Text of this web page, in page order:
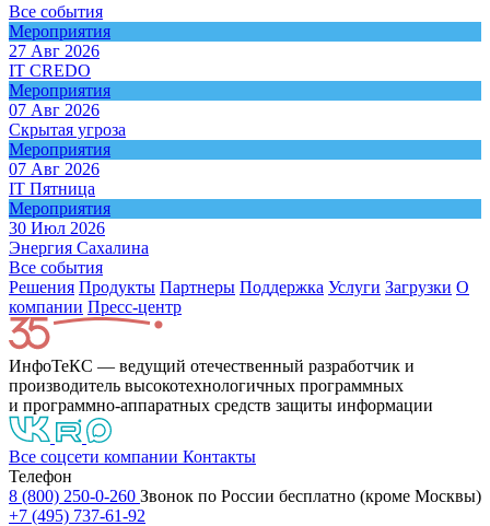
Все события
Мероприятия
27 Авг 2026
IT CREDO
Мероприятия
07 Авг 2026
Скрытая угроза
Мероприятия
07 Авг 2026
IT Пятница
Мероприятия
30 Июл 2026
Энергия Сахалина
Все события
Решения Продукты Партнeры Поддержка Услуги Загрузки О
компании Пресс-центр
ИнфоТеКС — ведущий отечественный разработчик и
производитель высокотехнологичных программных
и программно-аппаратных средств защиты информации
Все соцсети компании Контакты
Телефон
8 (800) 250-0-260 Звонок по России бесплатно (кроме Москвы)
+7 (495) 737-61-92